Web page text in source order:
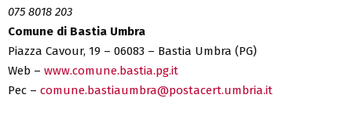
075 8018 203
Comune di Bastia Umbra
Piazza Cavour, 19 – 06083 – Bastia Umbra (PG)
Web – www.comune.bastia.pg.it
Pec – comune.bastiaumbra@postacert.umbria.it